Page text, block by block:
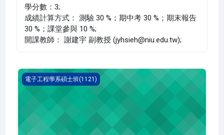
學分數：3;
成績計算方式： 測驗 30 %；期中考 30 %；期末報告
30 %；課堂參與 10 %;
開課教師： 謝建宇 副教授 (jyhsieh@niu.edu.tw);
行動通訊(1121_R4ET000016A)
電子工程學系碩士班(1121)